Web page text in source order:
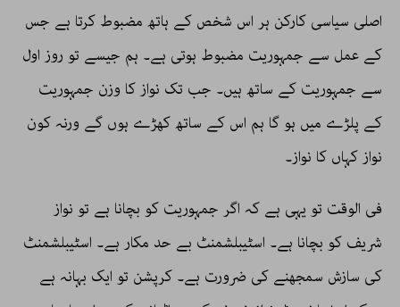
اصلی سیاسی کارکن ہر اس شخص کے ہاتھ مضبوط کرتا ہے جس
کے عمل سے جمہوریت مضبوط ہوتی ہے۔ ہم جیسے تو روز اول
سے جمہوریت کے ساتھ ہیں۔ جب تک نواز کا وزن جمہوریت
کے پلڑے میں ہو گا ہم اس کے ساتھ کھڑے ہوں گے ورنہ کون
نواز کہاں کا نواز۔
فی الوقت تو یہی ہے کہ اگر جمہوریت کو بچانا ہے تو نواز
شریف کو بچانا ہے۔ اسٹیبلشمنٹ بے حد مکار ہے۔ اسٹیبلشمنٹ
کی سازش سمجھنے کی ضرورت ہے۔ کرپشن تو ایک بہانہ ہے